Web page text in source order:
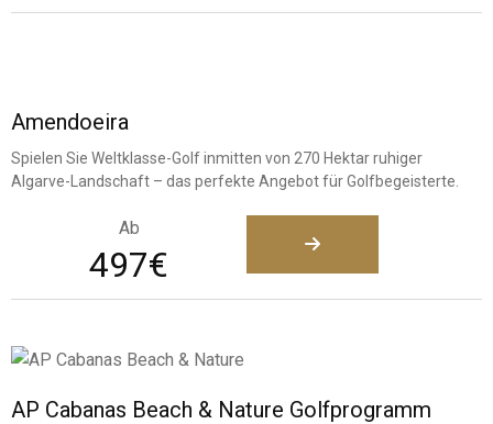
Amendoeira
Spielen Sie Weltklasse-Golf inmitten von 270 Hektar ruhiger
Algarve-Landschaft – das perfekte Angebot für Golfbegeisterte.
Ab
497€
AP Cabanas Beach & Nature Golfprogramm